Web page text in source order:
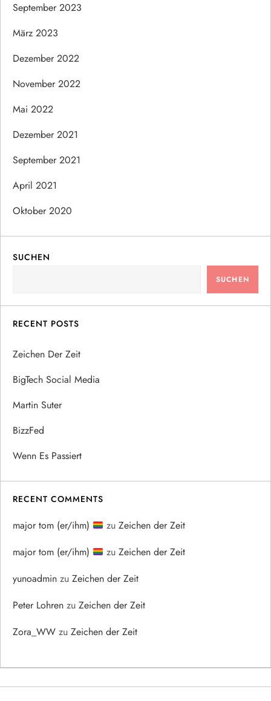
September 2023
März 2023
Dezember 2022
November 2022
Mai 2022
Dezember 2021
September 2021
April 2021
Oktober 2020
SUCHEN
SUCHEN
RECENT POSTS
Zeichen Der Zeit
BigTech Social Media
Martin Suter
BizzFed
Wenn Es Passiert
RECENT COMMENTS
major tom (er/ihm) zuZeichen der Zeit
major tom (er/ihm)
zuZeichen der Zeit
yunoadmin zu Zeichen der Zeit
Peter Lohren zu Zeichen der Zeit
Zora_WW zu Zeichen der Zeit